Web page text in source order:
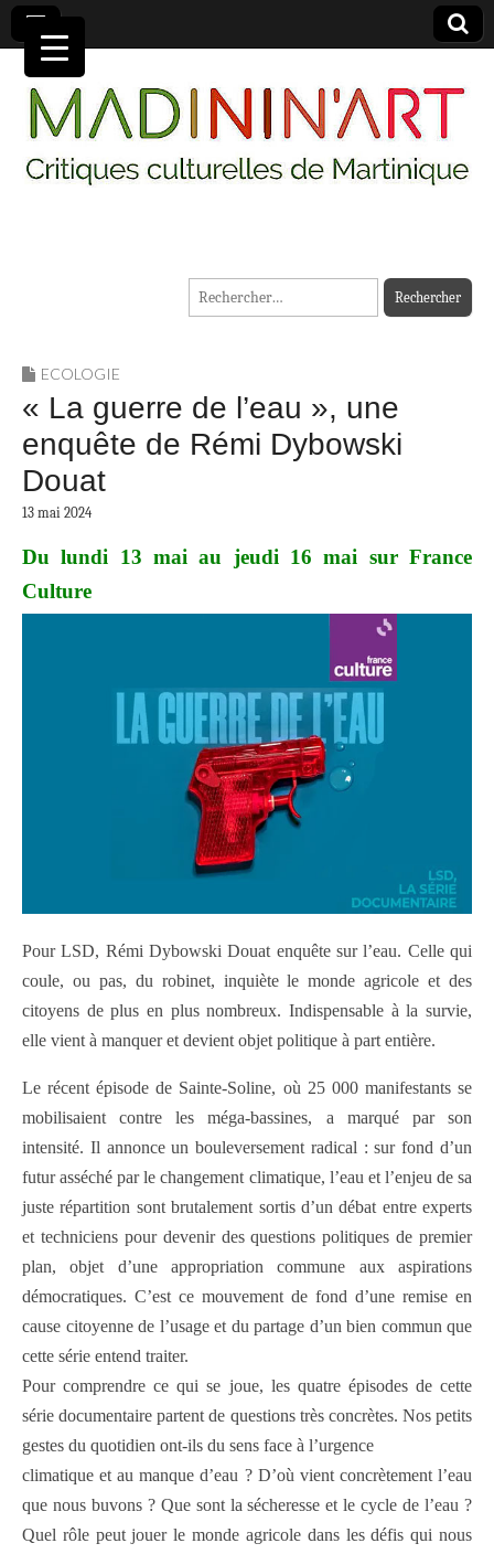
MADININ'ART
Rechercher :
ECOLOGIE
« La guerre de l’eau », une
enquête de Rémi Dybowski
Douat
13 mai 2024
Du lundi 13 mai au jeudi 16 mai sur France
Culture
Pour LSD, Rémi Dybowski Douat enquête sur l’eau. Celle qui
coule, ou pas, du robinet, inquiète le monde agricole et des
citoyens de plus en plus nombreux. Indispensable à la survie,
elle vient à manquer et devient objet politique à part entière.
Le récent épisode de Sainte-Soline, où 25 000 manifestants se
mobilisaient contre les méga-bassines, a marqué par son
intensité. Il annonce un bouleversement radical : sur fond d’un
futur asséché par le changement climatique, l’eau et l’enjeu de sa
juste répartition sont brutalement sortis d’un débat entre experts
et techniciens pour devenir des questions politiques de premier
plan, objet d’une appropriation commune aux aspirations
démocratiques. C’est ce mouvement de fond d’une remise en
cause citoyenne de l’usage et du partage d’un bien commun que
cette série entend traiter.
Pour comprendre ce qui se joue, les quatre épisodes de cette
série documentaire partent de questions très concrètes. Nos petits
gestes du quotidien ont-ils du sens face à l’urgence
climatique et au manque d’eau ? D’où vient concrètement l’eau
que nous buvons ? Que sont la sécheresse et le cycle de l’eau ?
Quel rôle peut jouer le monde agricole dans les défis qui nous